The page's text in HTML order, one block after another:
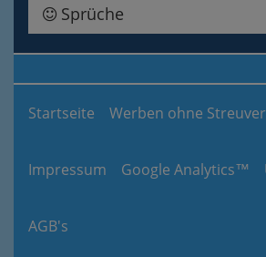
Sprüche
Startseite Werben ohne
Impressum Google Analytics™
AGB's